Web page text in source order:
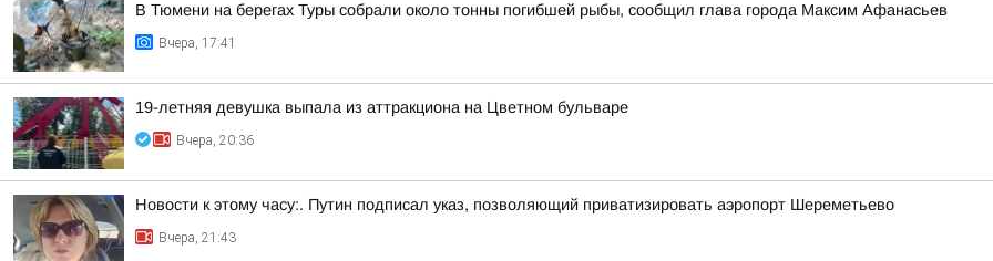
В Тюмени на берегах Туры собрали около тонны погибшей рыбы, сообщил глава города Максим Афанасьев
Вчера, 17:41
19-летняя девушка выпала из аттракциона на Цветном бульваре
Вчера, 20:36
Новости к этому часу:. Путин подписал указ, позволяющий приватизировать аэропорт Шереметьево
Вчера, 21:43